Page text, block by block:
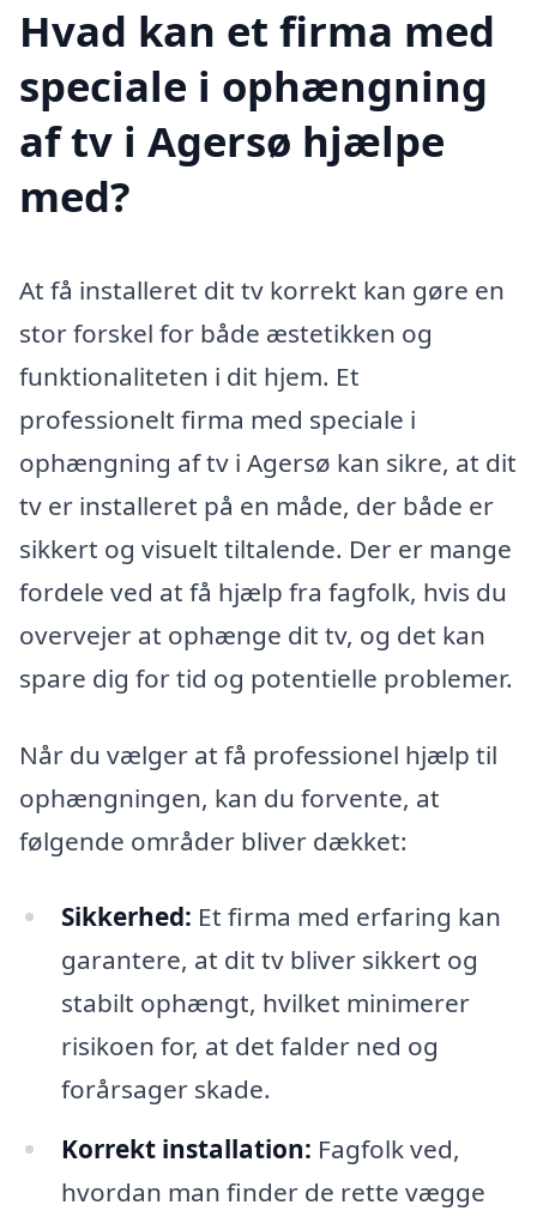
Hvad kan et firma med
speciale i ophængning
af tv i Agersø hjælpe
med?
At få installeret dit tv korrekt kan gøre en
stor forskel for både æstetikken og
funktionaliteten i dit hjem. Et
professionelt firma med speciale i
ophængning af tv i Agersø kan sikre, at dit
tv er installeret på en måde, der både er
sikkert og visuelt tiltalende. Der er mange
fordele ved at få hjælp fra fagfolk, hvis du
overvejer at ophænge dit tv, og det kan
spare dig for tid og potentielle problemer.
Når du vælger at få professionel hjælp til
ophængningen, kan du forvente, at
følgende områder bliver dækket:
Sikkerhed: Et firma med erfaring kan
garantere, at dit tv bliver sikkert og
stabilt ophængt, hvilket minimerer
risikoen for, at det falder ned og
forårsager skade.
Korrekt installation: Fagfolk ved,
hvordan man finder de rette vægge